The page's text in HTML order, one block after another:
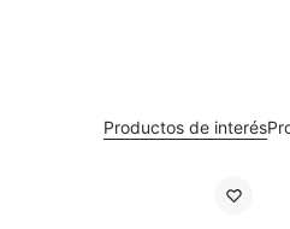
Productos de interés